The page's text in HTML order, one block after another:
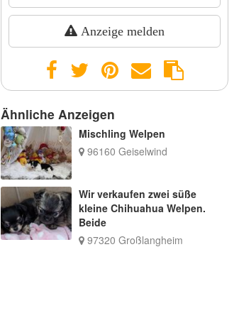
Anzeige melden
Ähnliche Anzeigen
Mischling Welpen
96160 Geiselwind
Wir verkaufen zwei süße
kleine Chihuahua Welpen.
Beide
97320 Großlangheim